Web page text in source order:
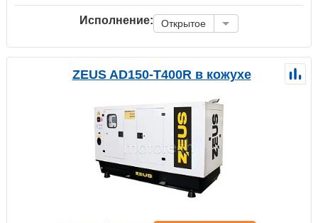
Исполнение: Открытое
ZEUS AD150-T400R в кожухе